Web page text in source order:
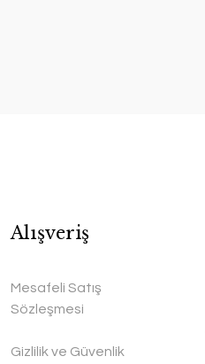
Alışveriş
Mesafeli Satış
Sözleşmesi
Gizlilik ve Güvenlik